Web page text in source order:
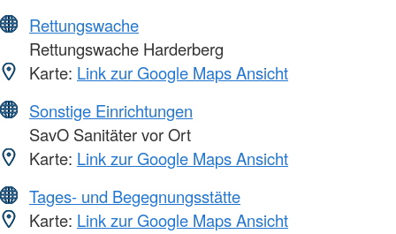
Rettungswache
Rettungswache Harderberg
Karte: Link zur Google Maps Ansicht
Sonstige Einrichtungen
SavO Sanitäter vor Ort
Karte: Link zur Google Maps Ansicht
Tages- und Begegnungsstätte
Karte: Link zur Google Maps Ansicht